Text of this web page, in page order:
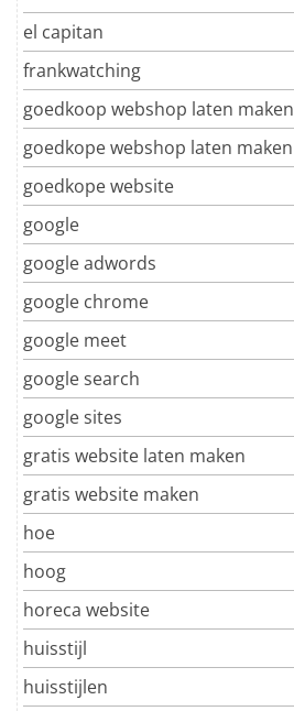
el capitan
frankwatching
goedkoop webshop laten maken
goedkope webshop laten maken
goedkope website
google
google adwords
google chrome
google meet
google search
google sites
gratis website laten maken
gratis website maken
hoe
hoog
horeca website
huisstijl
huisstijlen